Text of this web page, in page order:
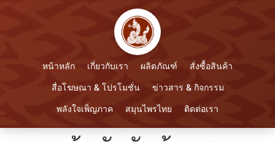
หน้าหลัก เกี่ยวกับเรา ผลิตภัณฑ์ สั่งซื้อสินค้า
สื่อโฆษณา & โปรโมชั่น ข่าวสาร & กิจกรรม
พลังใจเพ็ญภาค สมุนไพรไทย ติดต่อเรา